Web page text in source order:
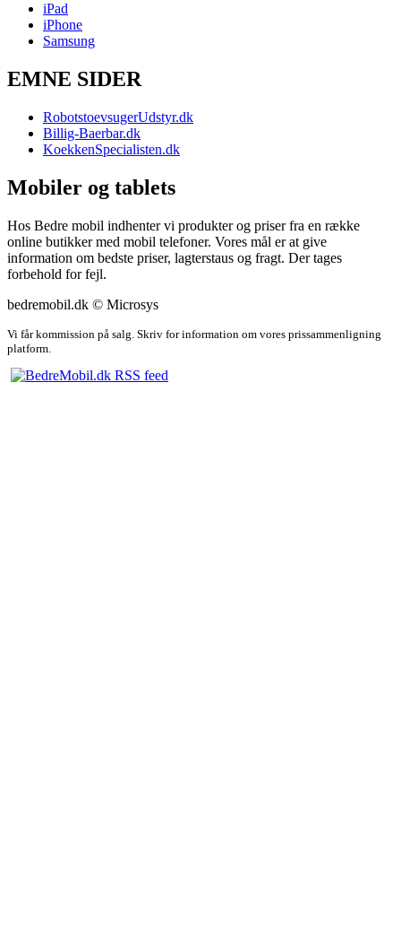
iPad
iPhone
Samsung
EMNE SIDER
RobotstoevsugerUdstyr.dk
Billig-Baerbar.dk
KoekkenSpecialisten.dk
Mobiler og tablets
Hos Bedre mobil indhenter vi produkter og priser fra en række
online butikker med mobil telefoner. Vores mål er at give
information om bedste priser, lagterstaus og fragt. Der tages
forbehold for fejl.
bedremobil.dk © Microsys
Vi får kommission på salg. Skriv for information om vores prissammenligning
platform.